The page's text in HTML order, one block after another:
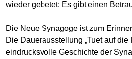
wieder gebetet: Es gibt einen
Die Neue Synagoge ist zum
Die Dauerausstellung „Tuet auf die
eindrucksvolle Geschichte der